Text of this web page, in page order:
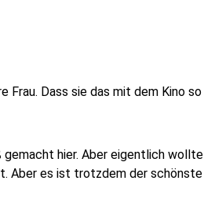
Frau. Dass sie das mit dem Kino so
gemacht hier. Aber eigentlich wollte
Aber es ist trotzdem der schönste